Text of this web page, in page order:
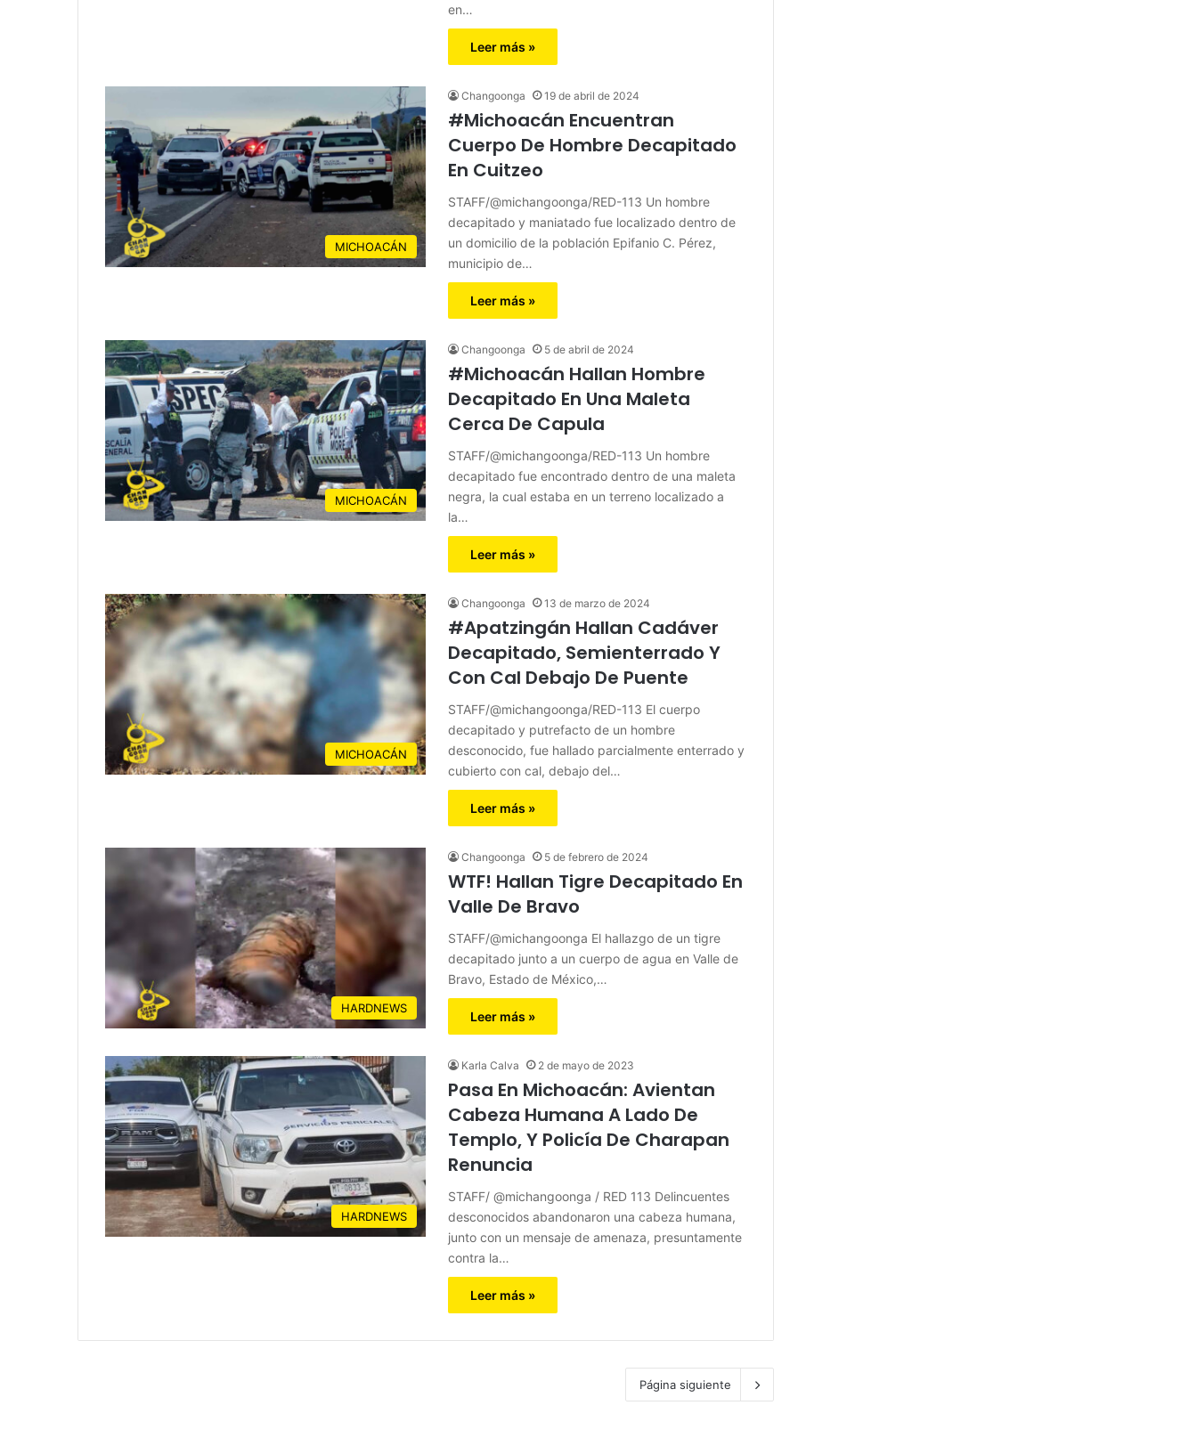
en…
Leer más »
MICHOACÁN
Changoonga 19 de abril de 2024
#Michoacán Encuentran
Cuerpo De Hombre Decapitado
En Cuitzeo
STAFF/@michangoonga/RED-113 Un hombre
decapitado y maniatado fue localizado dentro de
un domicilio de la población Epifanio C. Pérez,
municipio de…
Leer más »
MICHOACÁN
Changoonga 5 de abril de 2024
#Michoacán Hallan Hombre
Decapitado En Una Maleta
Cerca De Capula
STAFF/@michangoonga/RED-113 Un hombre
decapitado fue encontrado dentro de una maleta
negra, la cual estaba en un terreno localizado a
la…
Leer más »
MICHOACÁN
Changoonga 13 de marzo de 2024
#Apatzingán Hallan Cadáver
Decapitado, Semienterrado Y
Con Cal Debajo De Puente
STAFF/@michangoonga/RED-113 El cuerpo
decapitado y putrefacto de un hombre
desconocido, fue hallado parcialmente enterrado y
cubierto con cal, debajo del…
Leer más »
HARDNEWS
Changoonga 5 de febrero de 2024
WTF! Hallan Tigre Decapitado En
Valle De Bravo
STAFF/@michangoonga El hallazgo de un tigre
decapitado junto a un cuerpo de agua en Valle de
Bravo, Estado de México,…
Leer más »
HARDNEWS
Karla Calva 2 de mayo de 2023
Pasa En Michoacán: Avientan
Cabeza Humana A Lado De
Templo, Y Policía De Charapan
Renuncia
STAFF/ @michangoonga / RED 113 Delincuentes
desconocidos abandonaron una cabeza humana,
junto con un mensaje de amenaza, presuntamente
contra la…
Leer más »
Página siguiente